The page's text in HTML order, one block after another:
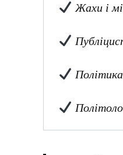
Жахи і
Політика